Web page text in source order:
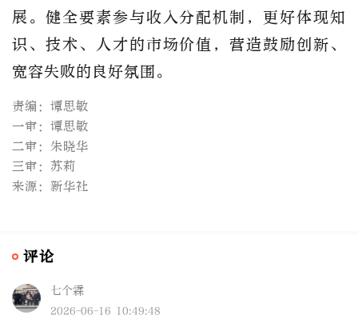
展。健全要素参与收入分配机制，更好体现知
识、技术、人才的市场价值，营造鼓励创新、
宽容失败的良好氛围。
责编：谭思敏
一审：谭思敏
二审：朱晓华
三审：苏莉
来源：新华社
评论
七个霖
2026-06-16 10:49:48